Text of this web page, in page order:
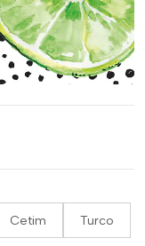
Cetim Turco